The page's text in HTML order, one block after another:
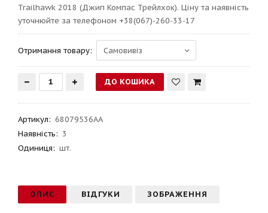
Trailhawk 2018 (Джип Компас Трейлхок). Ціну та наявність
уточнюйте за телефоном +38(067)-260-33-17
Отримання товару:
Артикул: 68079536AA
Наявність: 3
Одиниця: шт.
ОПИС ВІДГУКИ ЗОБРАЖЕННЯ